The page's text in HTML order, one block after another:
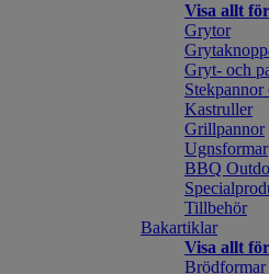
Visa allt
Grytor
Gryt- och
Kastruller
Grillpannor
Ugnsformar
BBQ
Tillbehör
Bakartiklar
Visa allt
Brödformar